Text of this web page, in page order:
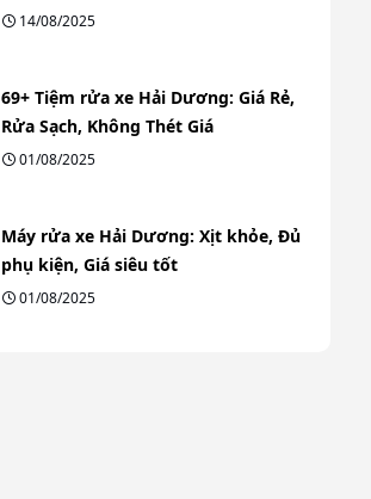
14/08/2025
69+ Tiệm rửa xe Hải Dương: Giá Rẻ,
Rửa Sạch, Không Thét Giá
01/08/2025
Máy rửa xe Hải Dương: Xịt khỏe, Đủ
phụ kiện, Giá siêu tốt
01/08/2025